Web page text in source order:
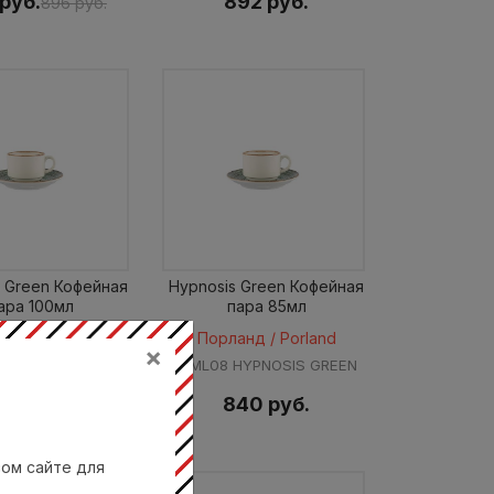
Green Кофейная
100мл
/ Porland
Hypnosis Green Кофейная
пара 85мл
Порланд / Porland
21ML08 HYPNOSIS GREEN
840 руб.
×
сайте для